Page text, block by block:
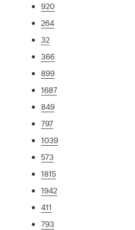
920
264
32
366
899
1687
849
797
1039
573
1815
1942
411
793